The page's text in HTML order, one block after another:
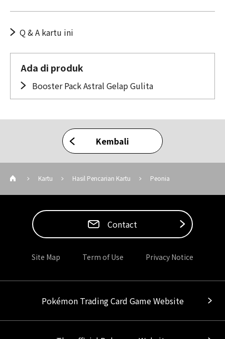
Q & A kartu ini
Ada di produk
Booster Pack Astral Gelap Gulita
Kembali
Kartu Hasil Pencarian Kartu Peonia
Contact
Site Map Term of Use Privacy Notice
Pokémon Trading Card Game Website